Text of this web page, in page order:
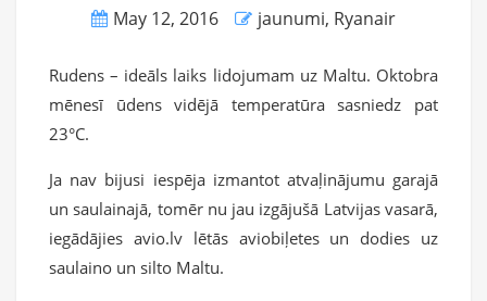
May 12, 2016 jaunumi, Ryanair
Rudens – ideāls laiks lidojumam uz Maltu. Oktobra
mēnesī ūdens vidējā temperatūra sasniedz pat
23°C.
Ja nav bijusi iespēja izmantot atvaļinājumu garajā
un saulainajā, tomēr nu jau izgājušā Latvijas vasarā,
iegādājies avio.lv lētās aviobiļetes un dodies uz
saulaino un silto Maltu.